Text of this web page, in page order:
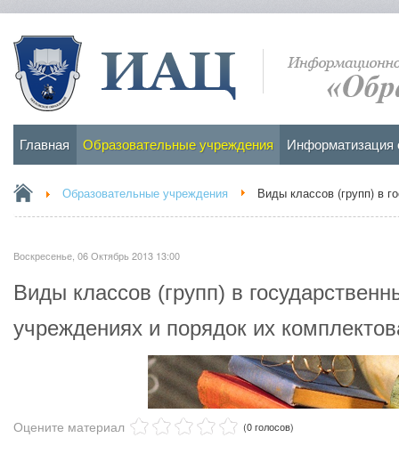
Главная Образовательные учреждения Информатизация
Образовательные учреждения Виды классов (групп) в
Воскресенье, 06 Октябрь 2013 13:00
Виды классов (групп) в
учреждениях и порядок их
Оцените материал (0 голосов)